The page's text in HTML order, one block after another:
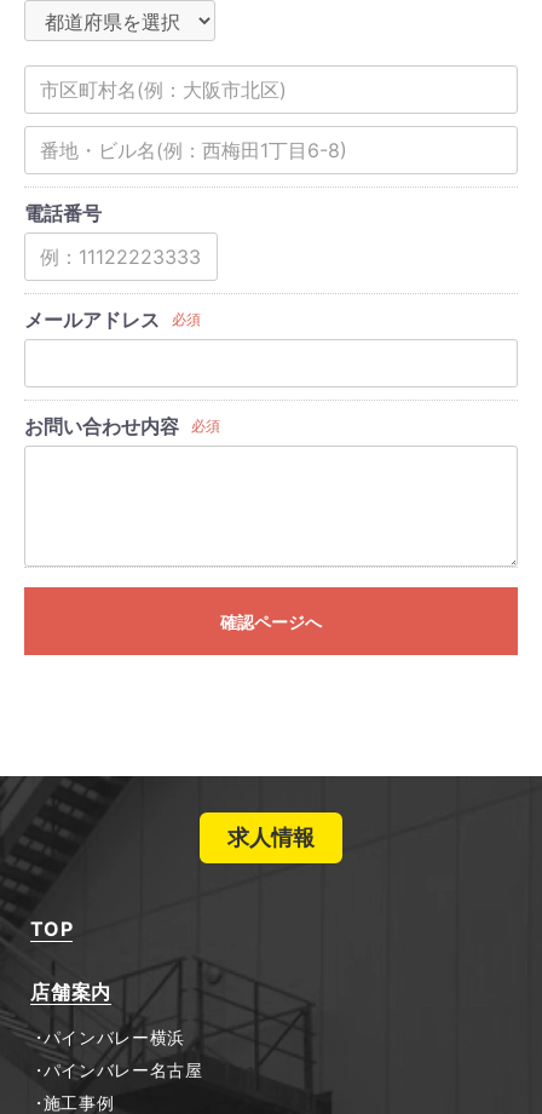
電話番号
メールアドレス 必須
お問い合わせ内容 必須
確認ページへ
求人情報
TOP
店舗案内
パインバレー横浜
パインバレー名古屋
施工事例